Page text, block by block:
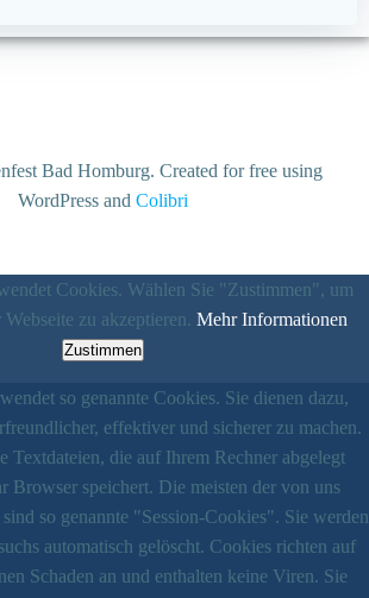
Bad Homburg. Created for free using
WordPress and Colibri
Cookies. Wählen Sie "Zustimmen", um
zu akzeptieren. Mehr Informationen
Zustimmen
so genannte Cookies. Sie dienen dazu,
effektiver und sicherer zu machen.
Textdateien, die auf Ihrem Rechner abgelegt
Browser speichert. Die meisten der von uns
so genannte "Session-Cookies". Sie werden
automatisch gelöscht. Cookies richten auf
Schaden an und enthalten keine Viren. Sie